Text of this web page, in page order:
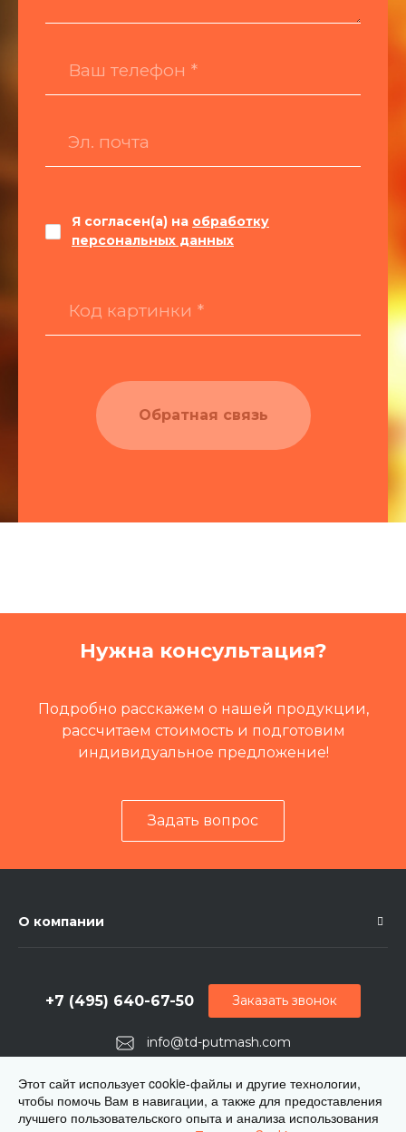
Я согласен(а) на обработку
персональных данных
Обратная связь
Нужна консультация?
Подробно расскажем о нашей продукции,
рассчитаем стоимость и подготовим
индивидуальное предложение!
Задать вопрос
О компании
info@td-putmash.com
+7 (495) 640-67-50
г. Москва, 1-й Кирпичный переулок, дом 2
Заказать звонок
Этот сайт использует cookie-файлы и другие технологии,
чтобы помочь Вам в навигации, а также для предоставления
лучшего пользовательского опыта и анализа использования